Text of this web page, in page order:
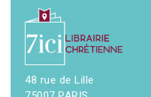
48 rue de Lille